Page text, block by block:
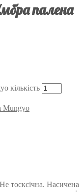
палена
кількість
Mungyo
тосксічна. Насичена